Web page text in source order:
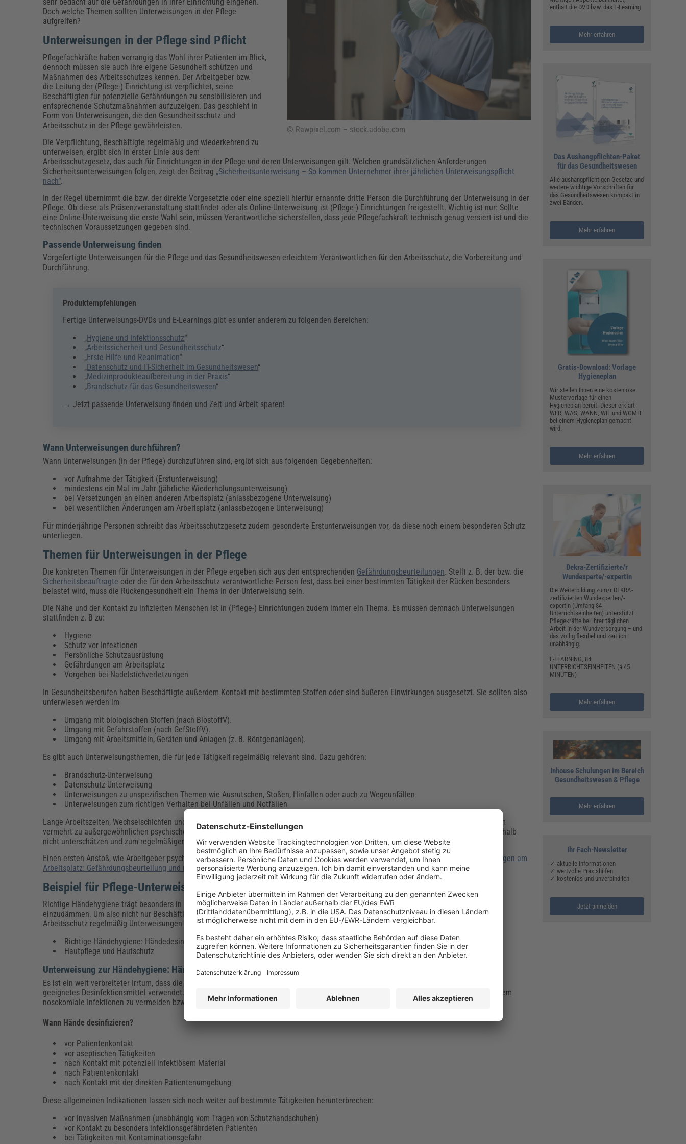
Energie & Umwelt
Führung & Management
Gesundheit & Pflege
Kommunales
Fachpublikationen & Arbeitshilfen
Hausmeister & Haustechnik
Grünflächen
Recht, Sicherheit & Ordnung
Vergaberecht
Verkehrsrecht
Weiterbildungen (AKADEMIE HERKERT)
Bau, Immobilien & Gebäudemanagement Kommunales
Weiterbildungen (AKADEMIE HERKERT)
Personalmanagement
Fachpublikationen & Arbeitshilfen
Weiterbildungen (AKADEMIE HERKERT)
Personal, Ausbildung & Recht
Reisekosten und Finanzen
Weiterbildungen (AKADEMIE HERKERT)
Reisekosten & Finanzen
Fachpublikationen & Arbeitshilfen
Zollabwicklung & Exportabwicklung Zollverfahren & Zollvorschriften
Weiterbildungen (AKADEMIE HERKERT)
Zoll & Export
© Rawpixel.com – stock.adobe.com
Doch welche Themen sollten Unterweisungen in der Pflege
aufgreifen?
Unterweisungen in der Pflege sind Pflicht
Pflegefachkräfte haben vorrangig das Wohl ihrer Patienten im Blick,
dennoch müssen sie auch ihre eigene Gesundheit schützen und
Maßnahmen des Arbeitsschutzes kennen. Der Arbeitgeber bzw.
die Leitung der (Pflege-) Einrichtung ist verpflichtet, seine
Beschäftigten für potenzielle Gefährdungen zu sensibilisieren und
entsprechende Schutzmaßnahmen aufzuzeigen. Das geschieht in
Form von Unterweisungen, die den Gesundheitsschutz und
Arbeitsschutz in der Pflege gewährleisten.
Die Verpflichtung, Beschäftigte regelmäßig und wiederkehrend zu
unterweisen, ergibt sich in erster Linie aus dem
Arbeitsschutzgesetz, das auch für Einrichtungen in der Pflege und deren Unterweisungen gilt. Welchen grundsätzlichen Anforderungen
Sicherheitsunterweisungen folgen, zeigt der Beitrag „Sicherheitsunterweisung – So kommen Unternehmer ihrer jährlichen Unterweisungspflicht
nach“.
In der Regel übernimmt die bzw. der direkte Vorgesetzte oder eine speziell hierfür ernannte dritte Person die Durchführung der Unterweisung in der
Pflege. Ob diese als Präsenzveranstaltung stattfindet oder als Online-Unterweisung ist (Pflege-) Einrichtungen freigestellt. Wichtig ist nur: Sollte
eine Online-Unterweisung die erste Wahl sein, müssen Verantwortliche sicherstellen, dass jede Pflegefachkraft technisch genug versiert ist und die
technischen Voraussetzungen gegeben sind.
Passende Unterweisung finden
Vorgefertigte Unterweisungen für die Pflege und das Gesundheitswesen erleichtern Verantwortlichen für den Arbeitsschutz, die Vorbereitung und
Durchführung.
Produktempfehlungen
Fertige Unterweisungs-DVDs und E-Learnings gibt es unter anderem zu folgenden Bereichen:
„Hygiene und Infektionsschutz“
„Arbeitssicherheit und Gesundheitsschutz“
„Erste Hilfe und Reanimation“
„Datenschutz und IT-Sicherheit im Gesundheitswesen“
„Medizinprodukteaufbereitung in der Praxis“
„Brandschutz für das Gesundheitswesen“
→ Jetzt passende Unterweisung finden und Zeit und Arbeit sparen!
Wann Unterweisungen durchführen?
Wann Unterweisungen (in der Pflege) durchzuführen sind, ergibt sich aus folgenden Gegebenheiten:
vor Aufnahme der Tätigkeit (Erstunterweisung)
mindestens ein Mal im Jahr (jährliche Wiederholungsunterweisung)
bei Versetzungen an einen anderen Arbeitsplatz (anlassbezogene Unterweisung)
bei wesentlichen Änderungen am Arbeitsplatz (anlassbezogene Unterweisung)
Für minderjährige Personen schreibt das Arbeitsschutzgesetz zudem gesonderte Erstunterweisungen vor, da diese noch einem besonderen Schutz
unterliegen.
Themen für Unterweisungen in der Pflege
Die konkreten Themen für Unterweisungen in der Pflege ergeben sich aus den entsprechenden Gefährdungsbeurteilungen. Stellt z. B. der bzw. die
Sicherheitsbeauftragte oder die für den Arbeitsschutz verantwortliche Person fest, dass bei einer bestimmten Tätigkeit der Rücken besonders
belastet wird, muss die Rückengesundheit ein Thema in der Unterweisung sein.
Die Nähe und der Kontakt zu infizierten Menschen ist in (Pflege-) Einrichtungen zudem immer ein Thema. Es müssen demnach Unterweisungen
stattfinden z. B zu:
Hygiene
Schutz vor Infektionen
Persönliche Schutzausrüstung
Gefährdungen am Arbeitsplatz
Vorgehen bei Nadelstichverletzungen
In Gesundheitsberufen haben Beschäftigte außerdem Kontakt mit bestimmten Stoffen oder sind äußeren Einwirkungen ausgesetzt. Sie sollten also
unterwiesen werden im
Umgang mit biologischen Stoffen (nach BiostoffV).
Umgang mit Gefahrstoffen (nach GefStoffV).
Umgang mit Arbeitsmitteln, Geräten und Anlagen (z. B. Röntgenanlagen).
Es gibt auch Unterweisungsthemen, die für jede Tätigkeit regelmäßig relevant sind. Dazu gehören:
Brandschutz-Unterweisung
Datenschutz-Unterweisung
Unterweisungen zu unspezifischen Themen wie Ausrutschen, Stoßen, Hinfallen oder auch zu Wegeunfällen
Unterweisungen zum richtigen Verhalten bei Unfällen und Notfällen
Lange Arbeitszeiten, Wechselschichten und die ständige Konfrontation mit dem Tod führen bei Fachkräften im Gesundheitswesen außerdem
vermehrt zu außergewöhnlichen psychischen Belastungen. (Pflege-) Einrichtungen sollten die psychische Gesundheit von Pflegekräften deshalb
nicht unterschätzen und zum regelmäßigen Unterweisungsthema machen.
Einen ersten Anstoß, wie Arbeitgeber psychische Belastungen erkennen und Maßnahmen definieren, zeigt der Beitrag„Psychische Belastungen am
Arbeitsplatz: Gefährdungsbeurteilung und mögliche Maßnahmen“.
Beispiel für Pflege-Unterweisung: Unterweisung in Händehygiene
Richtige Händehygiene trägt besonders in Einrichtungen des Gesundheitswesens enorm dazu bei, die Verbreitung von Krankheitserregern
einzudämmen. Um also nicht nur Beschäftigte, sondern auch Patienten zu schützen, müssen Verantwortliche für den Gesundheits- und
Arbeitsschutz regelmäßig Unterweisungen zur Händehygiene anbieten. Diese Unterweisung könnte z. B. folgende Bestandteile beinhalten:
Richtige Händehygiene: Händedesinfektion und Händewaschen
Hautpflege und Hautschutz
Unterweisung zur Händehygiene: Händedesinfektion
Es ist ein weit verbreiteter Irrtum, dass die Desinfektion von Händen die Haut mehr schädigt als das Waschen – vorausgesetzt es wird ein
geeignetes Desinfektionsmittel verwendet. Händedesinfektion ist in (Pflege-) Einrichtungen oder Krankenhäusern enorm wichtig, um vor allem
nosokomiale Infektionen zu vermeiden bzw. die Infektionskette zu unterbinden.
Wann Hände desinfizieren?
vor Patientenkontakt
vor aseptischen Tätigkeiten
nach Kontakt mit potenziell infektiösem Material
nach Patientenkontakt
nach Kontakt mit der direkten Patientenumgebung
Diese allgemeinen Indikationen lassen sich noch weiter auf bestimmte Tätigkeiten herunterbrechen:
vor invasiven Maßnahmen (unabhängig vom Tragen von Schutzhandschuhen)
vor Kontakt zu besonders infektionsgefährdeten Patienten
bei Tätigkeiten mit Kontaminationsgefahr
enthält die DVD bzw. das E-Learning
Mehr erfahren
Das Aushangpflichten-Paket
für das Gesundheitswesen
Alle aushangpflichtigen Gesetze und
weitere wichtige Vorschriften für
das Gesundheitswesen kompakt in
zwei Bänden.
Mehr erfahren
Gratis-Download: Vorlage
Hygieneplan
Wir stellen Ihnen eine kostenlose
Mustervorlage für einen
Hygieneplan bereit. Dieser erklärt
WER, WAS, WANN, WIE und WOMIT
bei einem Hygieneplan gemacht
wird.
Mehr erfahren
Dekra-Zertifizierte/r
Wundexperte/-expertin
Die Weiterbildung zum/r DEKRA-
zertifizierten Wundexperten/-
expertin (Umfang 84
Unterrichtseinheiten) unterstützt
Pflegekräfte bei ihrer täglichen
Arbeit in der Wundversorgung – und
das völlig flexibel und zeitlich
unabhängig.
E-LEARNING, 84
UNTERRICHTSEINHEITEN (á 45
MINUTEN)
Mehr erfahren
Inhouse Schulungen im Bereich
Gesundheitswesen & Pflege
Mehr erfahren
Ihr Fach-Newsletter
✓ aktuelle Informationen
✓ wertvolle Praxishilfen
✓ kostenlos und unverbindlich
Jetzt anmelden